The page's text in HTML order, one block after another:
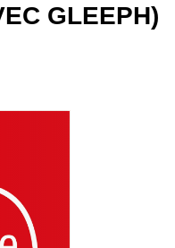
GLEEPH)